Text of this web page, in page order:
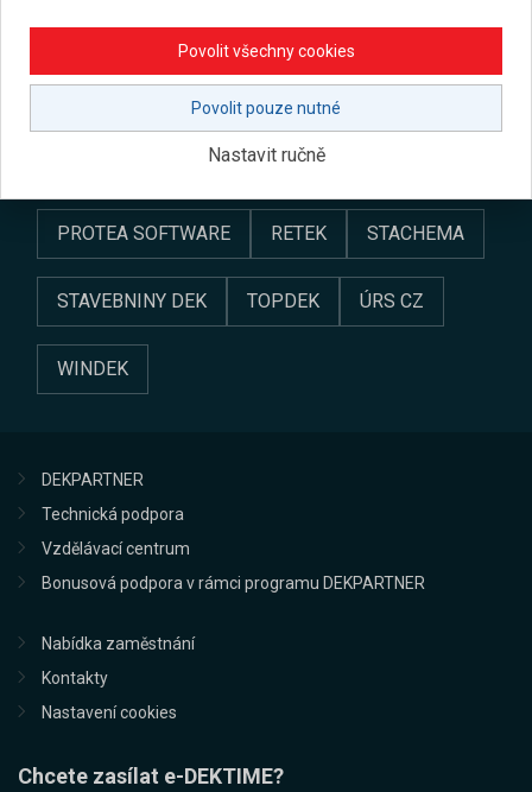
DEKMETAL DEKPROJEKT DEKSOFT
ELEKTRONICKÝ STAVEBNÍ DENÍK
NEMOPAS
PROTEA SOFTWARE RETEK STACHEMA
STAVEBNINY DEK TOPDEK ÚRS CZ
WINDEK
DEKPARTNER
Technická podpora
Vzdělávací centrum
Bonusová podpora v rámci programu DEKPARTNER
Nabídka zaměstnání
Kontakty
Nastavení cookies
Chcete zasílat e-DEKTIME?
Povolit všechny cookies
Povolit pouze nutné
Nastavit ručně